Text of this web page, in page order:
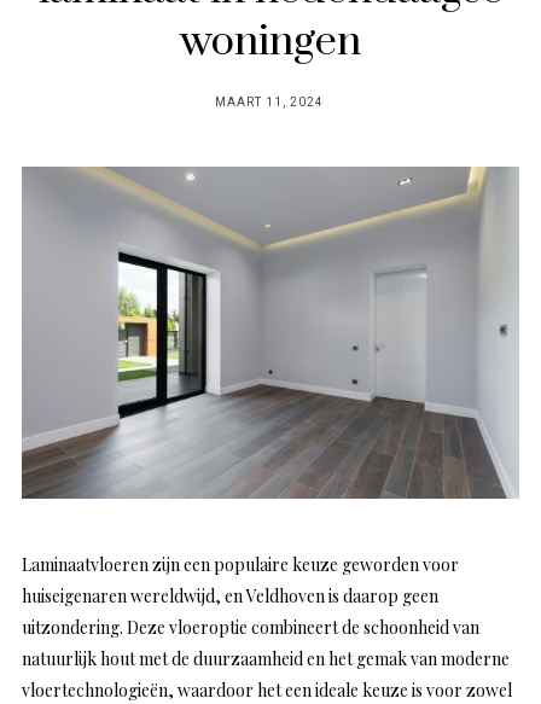
woningen
POSTED
MAART 11, 2024
Laminaatvloeren zijn een populaire keuze geworden voor
huiseigenaren wereldwijd, en Veldhoven is daarop geen
uitzondering. Deze vloeroptie combineert de schoonheid van
natuurlijk hout met de duurzaamheid en het gemak van moderne
vloertechnologieën, waardoor het een ideale keuze is voor zowel